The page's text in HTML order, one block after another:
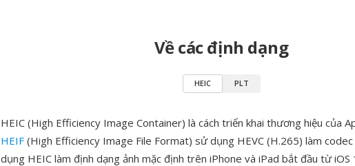
Về các định dạng
HEIC PLT
HEIC (High Efficiency Image Container) là cách triển khai thương hiệu của
HEIF (High Efficiency Image File Format) sử dụng HEVC (H.265) làm codec
dụng HEIC làm định dạng ảnh mặc định trên iPhone và iPad bắt đầu từ iOS